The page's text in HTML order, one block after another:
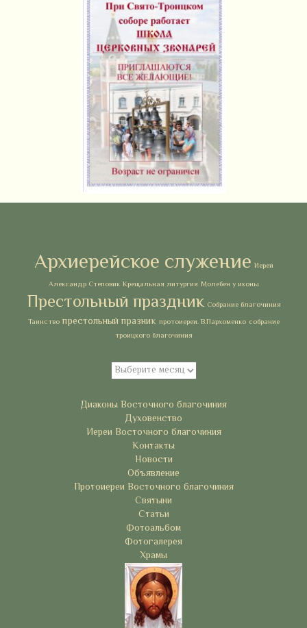
Архиерейское служение Иерей
Александр Степовик Крещальная литургия Молебен у иконы
Престольный праздник Собрание благочиния
Таинство престольный празник протоиереи. В.Пархоменко собрание
троицкого благочиния
Архивы
Диаконы Восточного благочиния
Духовенство
Иереи Восточного благочиния
Контакты
Новости
Объявление
Протоиереи Восточного благочиния
Святыни
Статьи
Фотоальбом
Фотогалерея
Храмы